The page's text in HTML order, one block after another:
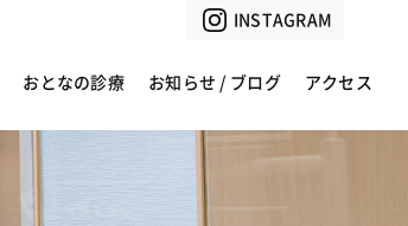
おとなの診療 お知らせ / ブログ アクセス
INSTAGRAM